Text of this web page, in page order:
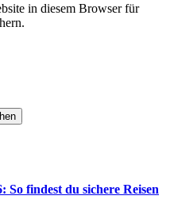
in diesem Browser für
So findest du sichere Reisen